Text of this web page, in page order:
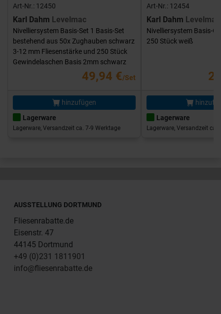
Art-Nr.: 12450
Karl Dahm Levelmac
Nivelliersystem Basis-Set 1 Basis-Set
bestehend aus 50x Zughauben schwarz
3-12 mm Fliesenstärke und 250 Stück
Gewindelaschen Basis 2mm schwarz
49,94 €/Set
hinzufügen
Lagerware
Lagerware, Versandzeit ca. 7-9 Werktage
Art-Nr.: 12454
Karl Dahm Levelmac
Nivelliersystem Basis-
250 Stück weiß
Lagerware
Lagerware, Versandzeit ca.
AUSSTELLUNG DORTMUND
Fliesenrabatte.de
Eisenstr. 47
44145 Dortmund
+49 (0)231 1811901
info@fliesenrabatte.de